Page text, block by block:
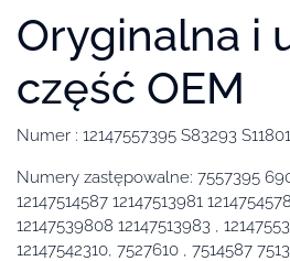
Oryginalna i
część OEM
Numer : 12147557395 S83293
Numery zastępowalne: 7557395
12147514587 12147513981
12147539808 12147513983 ,
12147542310, 7527610 , 7514587